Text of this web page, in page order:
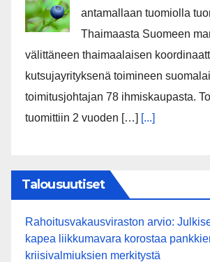
antamallaan tuomiolla
Thaimaasta Suomeen
välittäneen thaimaalaisen
kutsujayrityksenä toimineen
toimitusjohtajan 78 ihmiskaupasta.
tuomittiin 2 vuoden […] [...]
Talousuutiset
Rahoitusvakausviraston arvio:
kapea liikkumavara korostaa
kriisivalmiuksien merkitystä